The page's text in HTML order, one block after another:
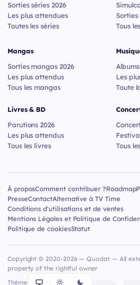
Sorties séries 2026
Les plus attendues
Toutes les séries
Sorties
Tous
Mangas
Sorties mangas 2026
Les plus attendus
Tous les mangas
Livres & BD
Parutions 2026
Les plus attendus
Tous les livres
Les
Toute
Tous
À proposComment contribuer ?Roadmap
PresseContactAlternative à TV Time
Conditions d'utilisations et de ventes
Mentions Légales et Politique de
Politique de cookiesStatut
Copyright © 2020-2026 — Quodat — All
property of the rightful owner
Thème